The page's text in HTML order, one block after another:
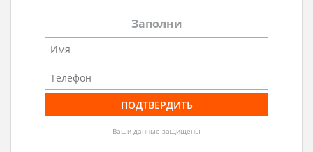
Заполни
Ваши данные защищены